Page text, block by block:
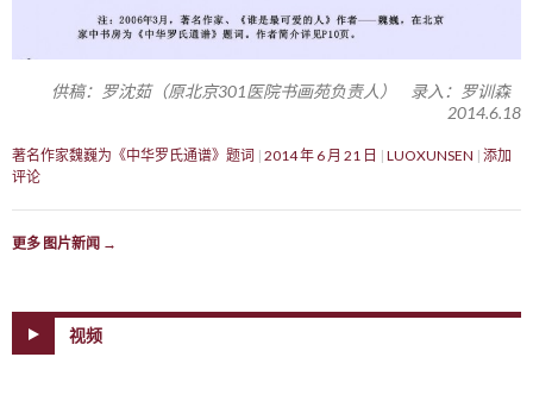
供稿：罗沈茹（原北京301医院书画苑负责人） 录入：罗训森
2014.6.18
著名作家魏巍为《中华罗氏通谱》题词 2014 年 6 月 21 日 LUOXUNSEN 添加
评论
更多 图片新闻 →
视频